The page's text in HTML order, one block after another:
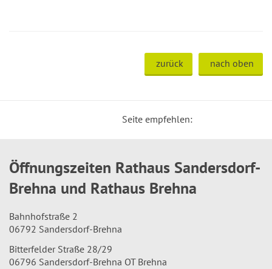
zurück nach oben
Seite empfehlen:
Öffnungszeiten Rathaus Sandersdorf-
Brehna und Rathaus Brehna
Bahnhofstraße 2
06792 Sandersdorf-Brehna
Bitterfelder Straße 28/29
06796 Sandersdorf-Brehna OT Brehna